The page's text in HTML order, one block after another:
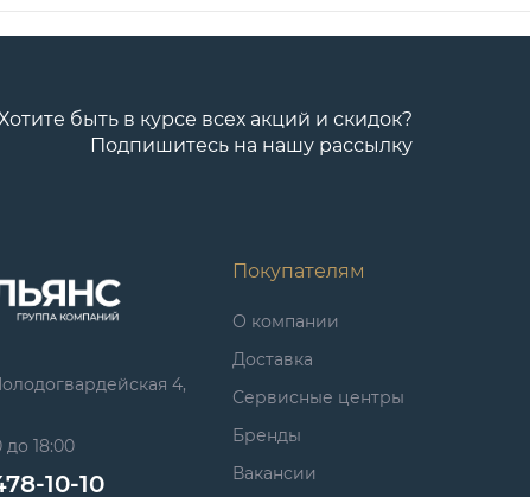
Хотите быть в курсе всех акций и скидок?
Подпишитесь на нашу рассылку
4,
18:00
10-10
Покупателям
О компании
Доставка
Сервисные центры
Бренды
Вакансии